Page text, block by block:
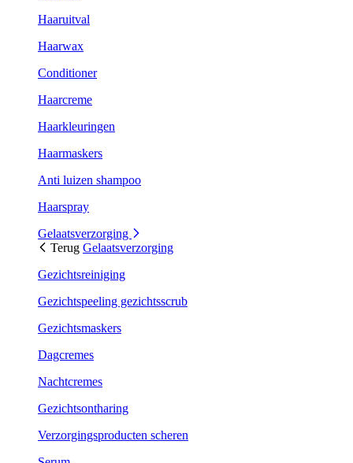
Haaruitval
Haarwax
Conditioner
Haarcreme
Haarkleuringen
Haarmaskers
Anti luizen shampoo
Haarspray
Gelaatsverzorging
Terug Gelaatsverzorging
Gezichtsreiniging
Gezichtspeeling gezichtsscrub
Gezichtsmaskers
Dagcremes
Nachtcremes
Gezichtsontharing
Verzorgingsproducten scheren